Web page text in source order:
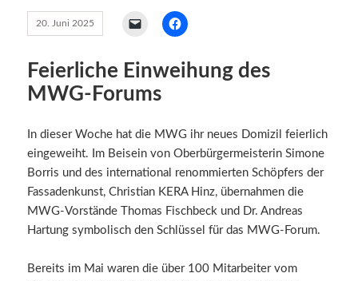
20. Juni 2025
Feierliche Einweihung des
MWG-Forums
In dieser Woche hat die MWG ihr neues Domizil feierlich
eingeweiht. Im Beisein von Oberbürgermeisterin Simone
Borris und des international renommierten Schöpfers der
Fassadenkunst, Christian KERA Hinz, übernahmen die
MWG-Vorstände Thomas Fischbeck und Dr. Andreas
Hartung symbolisch den Schlüssel für das MWG-Forum.
Bereits im Mai waren die über 100 Mitarbeiter vom